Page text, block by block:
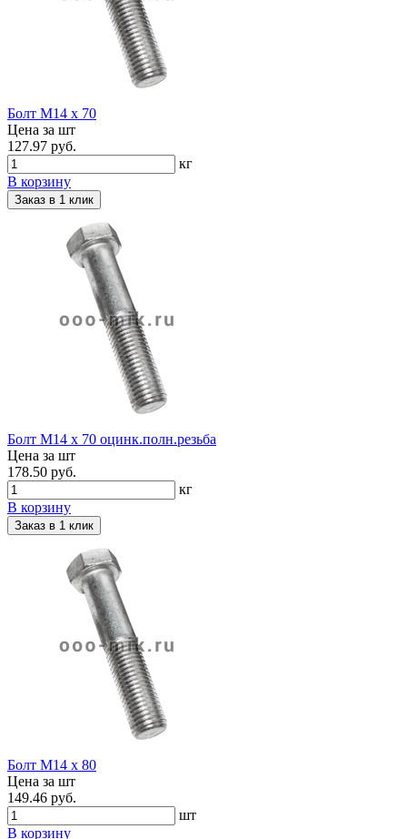
Болт М14 х 70
Цена за шт
127.97 руб.
кг
В корзину
Заказ в 1 клик
Болт М14 х 70 оцинк.полн.резьба
Цена за шт
178.50 руб.
кг
В корзину
Заказ в 1 клик
Болт М14 х 80
Цена за шт
149.46 руб.
шт
В корзину